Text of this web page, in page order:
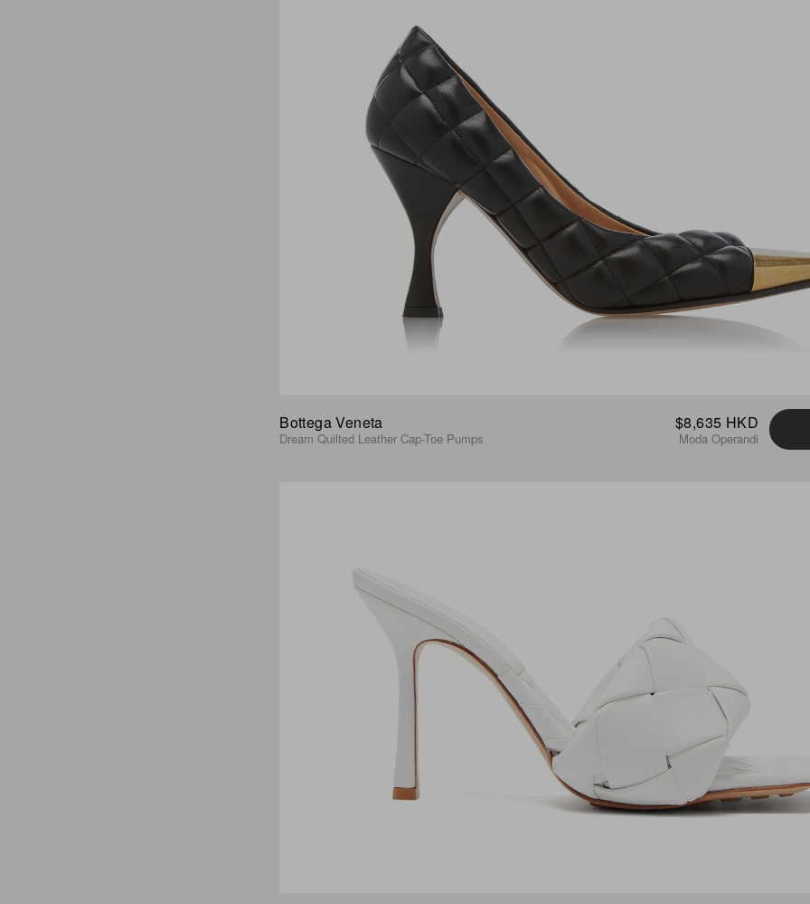
Bottega Veneta
Dream Quilted Leather Cap-Toe Pumps
$8,635 HKD
Moda Operandi